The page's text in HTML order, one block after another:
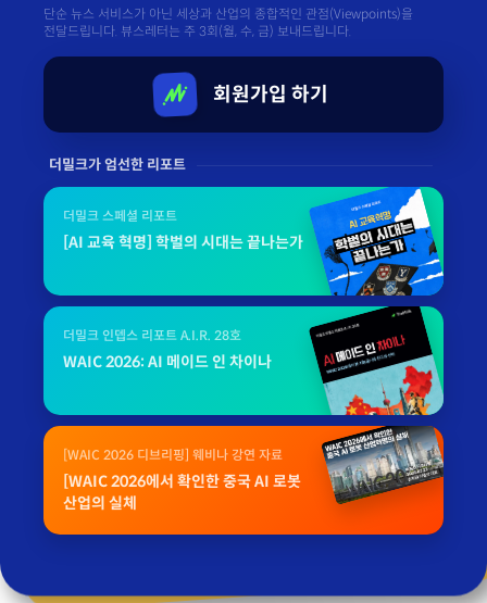
단순 뉴스 서비스가 아닌 세상과 산업의 종합적인 관점(Viewpoints)을
전달드립니다. 뷰스레터는 주 3회(월, 수, 금) 보내드립니다.
회원가입 하기
더밀크가 엄선한 리포트
더밀크 스페셜 리포트
[AI 교육 혁명] 학벌의 시대는 끝나는가
더밀크 인뎁스 리포트 A.I.R. 28호
WAIC 2026: AI 메이드 인 차이나
[WAIC 2026 디브리핑] 웨비나 강연 자료
[WAIC 2026에서 확인한 중국 AI 로봇
산업의 실체